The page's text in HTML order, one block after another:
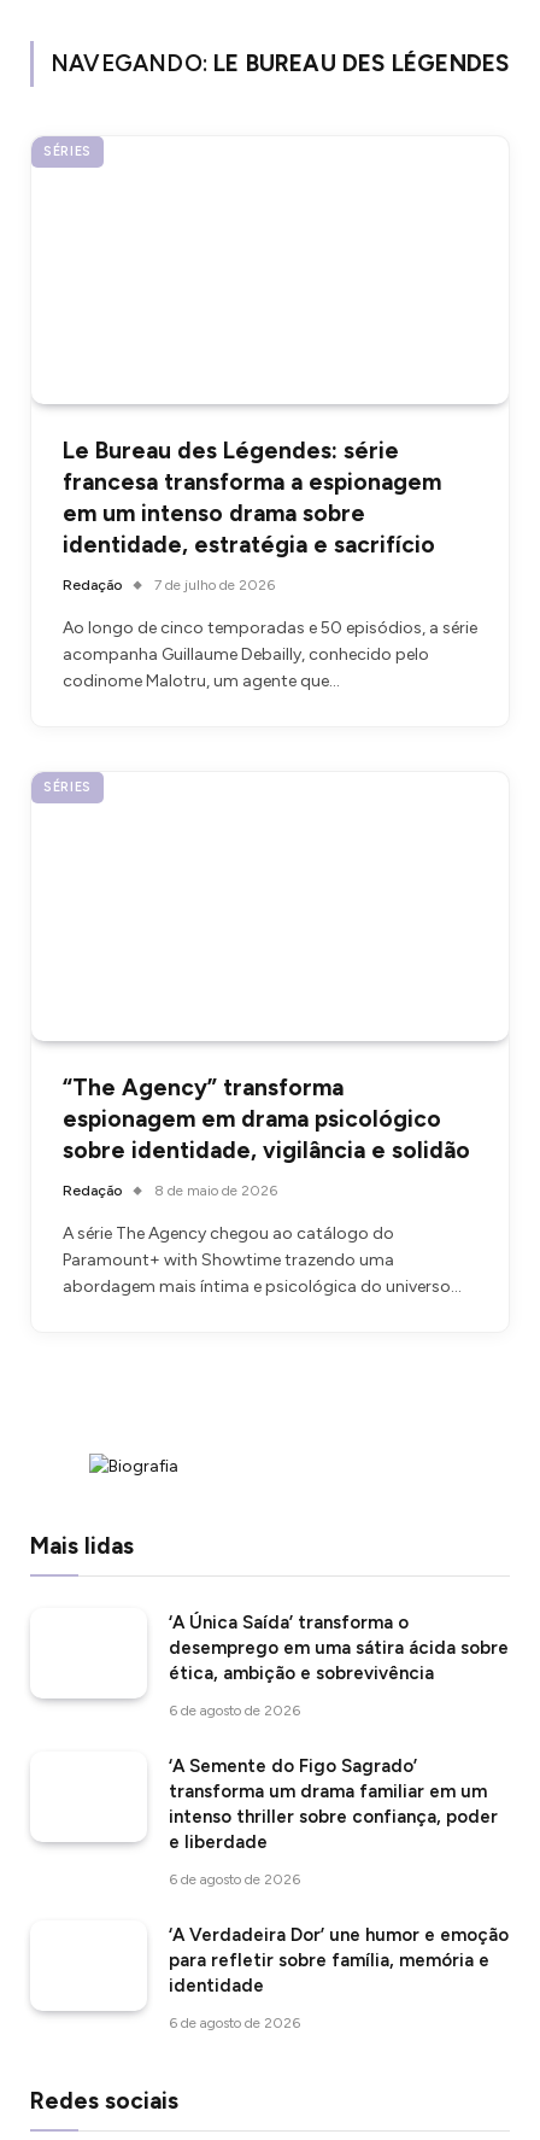
NAVEGANDO: LE BUREAU DES LÉGENDES
SÉRIES
Le Bureau des Légendes: série
francesa transforma a espionagem
em um intenso drama sobre
identidade, estratégia e sacrifício
Redação 7 de julho de 2026
Ao longo de cinco temporadas e 50 episódios, a série
acompanha Guillaume Debailly, conhecido pelo
codinome Malotru, um agente que…
SÉRIES
“The Agency” transforma
espionagem em drama psicológico
sobre identidade, vigilância e solidão
Redação 8 de maio de 2026
A série The Agency chegou ao catálogo do
Paramount+ with Showtime trazendo uma
abordagem mais íntima e psicológica do universo…
Mais lidas
‘A Única Saída’ transforma o
desemprego em uma sátira ácida sobre
ética, ambição e sobrevivência
6 de agosto de 2026
‘A Semente do Figo Sagrado’
transforma um drama familiar em um
intenso thriller sobre confiança, poder
e liberdade
6 de agosto de 2026
‘A Verdadeira Dor’ une humor e emoção
para refletir sobre família, memória e
identidade
6 de agosto de 2026
Redes sociais